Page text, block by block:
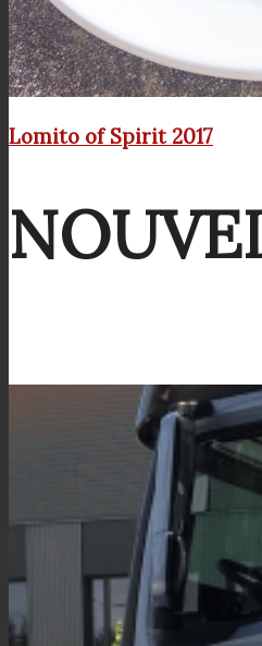
Lomito of Spirit 2017